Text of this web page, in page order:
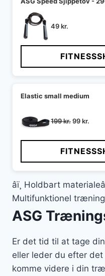
49kr.
Elastic small medium
199kr.Den
pris
var:
199 kr..
99kr.
pris
er:
99
âï¸ Holdbart
Multifunktionel træning
ASG
Er det tid til at tage
eller leder du efter
komme videre i din